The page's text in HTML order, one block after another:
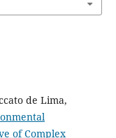
de Lima,
of Complex